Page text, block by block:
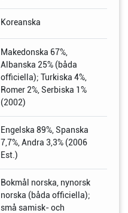
Koreanska
Makedonska 67%,
Albanska 25% (båda
officiella); Turkiska 4%,
Romer 2%, Serbiska 1%
(2002)
Engelska 89%, Spanska
7,7%, Andra 3,3% (2006
Est.)
Bokmål norska, nynorsk
norska (båda officiella);
små samisk- och